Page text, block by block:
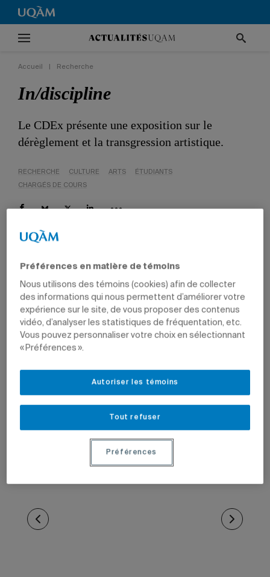
Accueil Recherche
In/discipline
Le CDEx présente une exposition sur le
dérèglement et la transgression artistique.
RECHERCHE CULTURE ARTS
ÉTUDIANTS
CHARGÉS DE COURS
Préférences en matière de témoins
Nous utilisons des témoins (cookies) afin de collecter
des informations qui nous permettent d’améliorer votre
expérience sur le site, de vous proposer des contenus
vidéo, d’analyser les statistiques de fréquentation, etc.
Vous pouvez personnaliser votre choix en sélectionnant
« Préférences ».
Tout refuser
Autoriser les témoins
Préférences